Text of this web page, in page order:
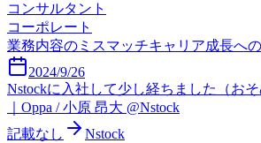
コンサルタント
コーポレート
業務内容のミスマッチキャリア成長へ
2024/9/26
Nstockに入社して少し経ちました（おそ
｜Oppa / 小原 昂大 @Nstock
記載なし
Nstock